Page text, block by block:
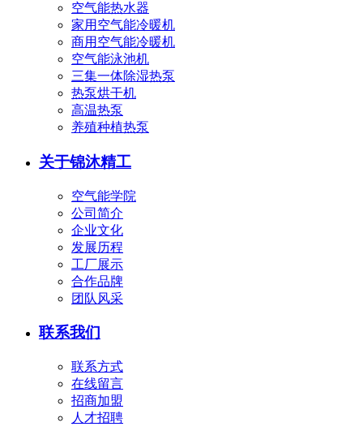
空气能热水器
家用空气能冷暖机
商用空气能冷暖机
空气能泳池机
三集一体除湿热泵
热泵烘干机
高温热泵
养殖种植热泵
关于锦沐精工
空气能学院
公司简介
企业文化
发展历程
工厂展示
合作品牌
团队风采
联系我们
联系方式
在线留言
招商加盟
人才招聘